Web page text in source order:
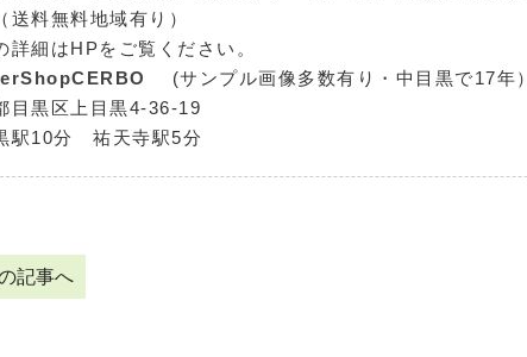
送料無料地域有り）
詳細はHPをご覧ください。
(サンプル画像多数有り・中目黒で17年）
目黒区上目黒4-36-19
駅10分 祐天寺駅5分
記事へ